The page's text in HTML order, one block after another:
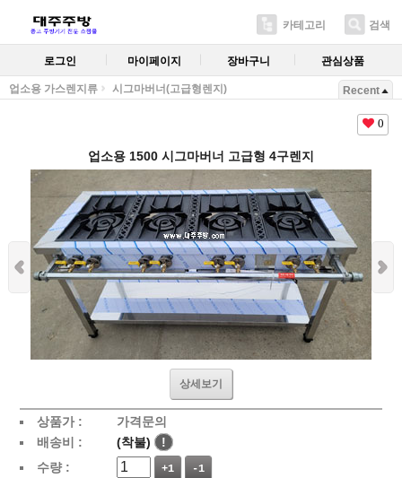
카테고리 검색
로그인 마이페이지 장바구니 관심상품
업소용 가스렌지류 시그마버너(고급형렌지) Recent
0
업소용 1500 시그마버너 고급형 4구렌지
상세보기
상품가 :
가격문의
배송비 :
(착불)
!
수량 :
+1 -1